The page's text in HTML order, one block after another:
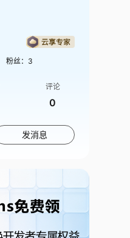
粉丝： 3
评论
0
发消息